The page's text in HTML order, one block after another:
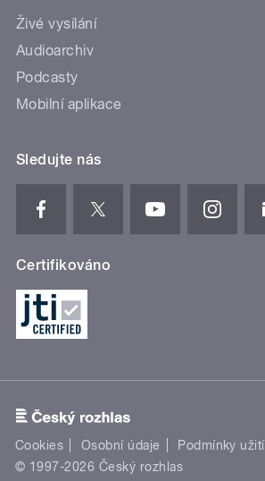
Živé vysílání
Audioarchiv
Podcasty
Mobilní aplikace
Sledujte nás
Certifikováno
Cookies Osobní údaje Podmínky užití
© 1997-2026 Český rozhlas